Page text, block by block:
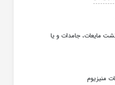
مایعات، جامدات و یا